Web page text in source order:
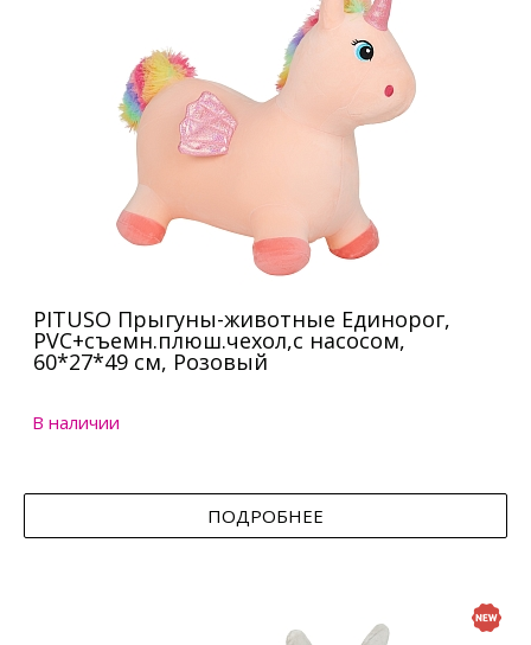
PITUSO Прыгуны-животные Единорог,
PVC+съемн.плюш.чехол,с насосом,
60*27*49 см, Розовый
В наличии
ПОДРОБНЕЕ